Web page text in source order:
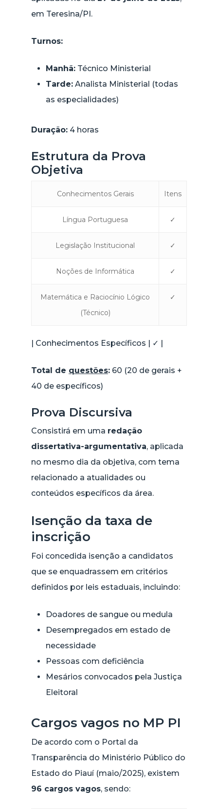
em Teresina/PI.
Turnos:
Manhã: Técnico Ministerial
Tarde: Analista Ministerial (todas
as especialidades)
Duração: 4 horas
Estrutura da Prova
Objetiva
Conhecimentos Gerais Itens
Língua Portuguesa ✓
Legislação Institucional ✓
Noções de Informática ✓
Matemática e Raciocínio Lógico
(Técnico)
✓
| Conhecimentos Específicos | ✓ |
Total de questões: 60 (20 de gerais +
40 de específicos)
Prova Discursiva
Consistirá em uma redação
dissertativa-argumentativa, aplicada
no mesmo dia da objetiva, com tema
relacionado a atualidades ou
conteúdos específicos da área.
Isenção da taxa de
inscrição
Foi concedida isenção a candidatos
que se enquadrassem em critérios
definidos por leis estaduais, incluindo:
Doadores de sangue ou medula
Desempregados em estado de
necessidade
Pessoas com deficiência
Mesários convocados pela Justiça
Eleitoral
Cargos vagos no MP PI
De acordo com o Portal da
Transparência do Ministério Público do
Estado do Piauí (maio/2025), existem
96 cargos vagos, sendo: